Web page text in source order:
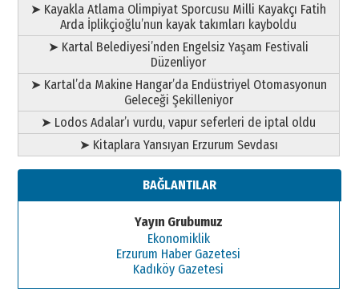
➤ Kayakla Atlama Olimpiyat Sporcusu Milli Kayakçı Fatih
Arda İplikçioğlu’nun kayak takımları kayboldu
➤ Kartal Belediyesi’nden Engelsiz Yaşam Festivali
Düzenliyor
➤ Kartal’da Makine Hangar’da Endüstriyel Otomasyonun
Geleceği Şekilleniyor
➤ Lodos Adalar’ı vurdu, vapur seferleri de iptal oldu
➤ Kitaplara Yansıyan Erzurum Sevdası
BAĞLANTILAR
Yayın Grubumuz
Ekonomiklik
Erzurum Haber Gazetesi
Kadıköy Gazetesi